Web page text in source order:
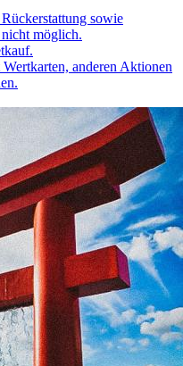
sowie
möglich.
anderen Aktionen